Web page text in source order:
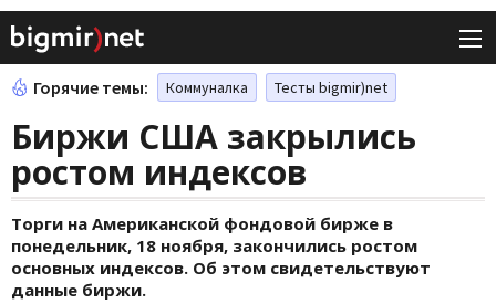
Горячие темы: Коммуналка Тесты bigmir)net
Биржи США закрылись
ростом индексов
Торги на Американской фондовой бирже в
понедельник, 18 ноября, закончились ростом
основных индексов. Об этом свидетельствуют
данные биржи.